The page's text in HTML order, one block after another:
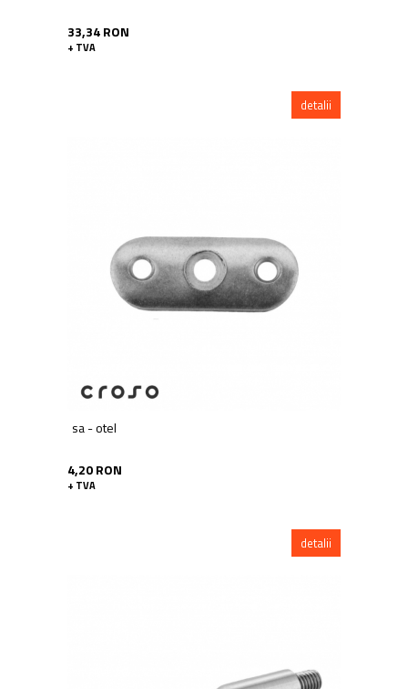
33,34 RON
+ TVA
detalii
sa - otel
4,20 RON
+ TVA
detalii